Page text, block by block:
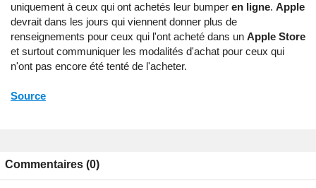
uniquement à ceux qui ont achetés leur bumper en ligne. Apple
devrait dans les jours qui viennent donner plus de
renseignements pour ceux qui l'ont acheté dans un Apple Store
et surtout communiquer les modalités d'achat pour ceux qui
n'ont pas encore été tenté de l'acheter.
Source
Commentaires (0)